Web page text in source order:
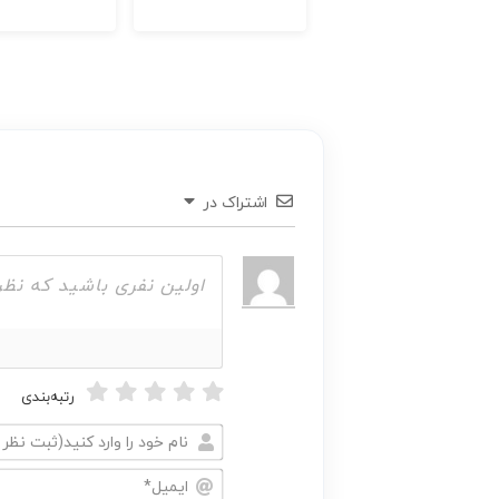
اشتراک در
رتبه‌بندی
نام